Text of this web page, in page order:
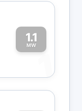
1.1
MW
1